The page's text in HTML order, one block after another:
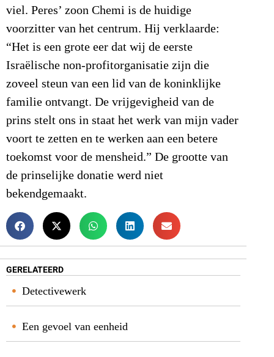
viel. Peres’ zoon Chemi is de huidige
voorzitter van het centrum. Hij verklaarde:
“Het is een grote eer dat wij de eerste
Israëlische non-profitorganisatie zijn die
zoveel steun van een lid van de koninklijke
familie ontvangt. De vrijgevigheid van de
prins stelt ons in staat het werk van mijn vader
voort te zetten en te werken aan een betere
toekomst voor de mensheid.” De grootte van
de prinselijke donatie werd niet
bekendgemaakt.
GERELATEERD
Detectivewerk
Een gevoel van eenheid